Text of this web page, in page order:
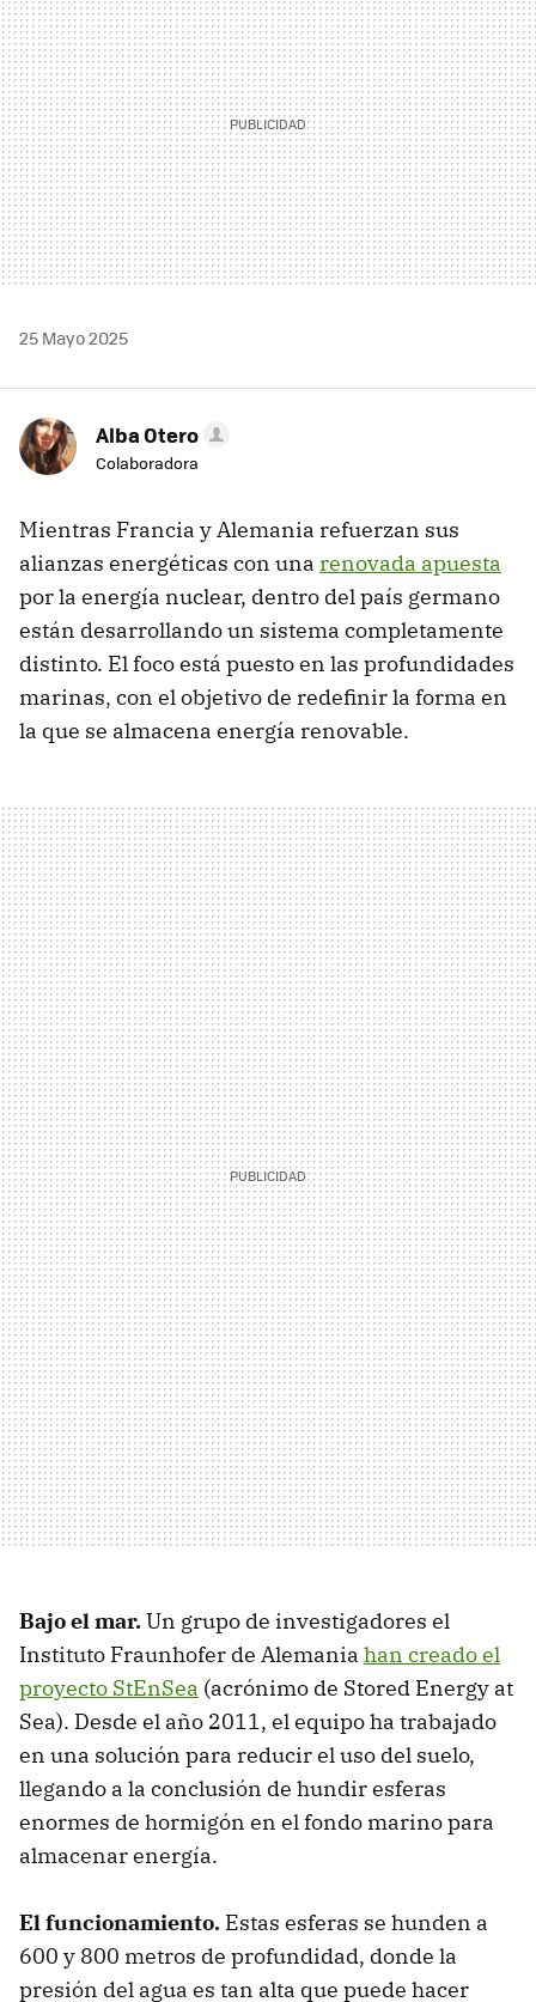
25 Mayo 2025
Alba Otero
Colaboradora
Mientras Francia y Alemania refuerzan sus
alianzas energéticas con una renovada apuesta
por la energía nuclear, dentro del país germano
están desarrollando un sistema completamente
distinto. El foco está puesto en las profundidades
marinas, con el objetivo de redefinir la forma en
la que se almacena energía renovable.
Bajo el mar.Un grupo de investigadores el
Instituto Fraunhofer de Alemania han creado el
proyecto StEnSea (acrónimo de Stored Energy at
Sea). Desde el año 2011, el equipo ha trabajado
en una solución para reducir el uso del suelo,
llegando a la conclusión de hundir esferas
enormes de hormigón en el fondo marino para
almacenar energía.
El funcionamiento. Estas esferas se hunden a
600 y 800 metros de profundidad, donde la
presión del agua es tan alta que puede hacer